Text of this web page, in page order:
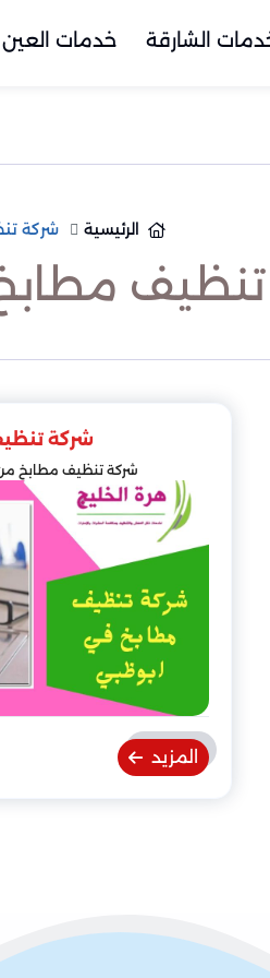
الشارقة خدمات العين
الرئيسية شركة
شركة
شركة تنظيف مطابخ
المزيد